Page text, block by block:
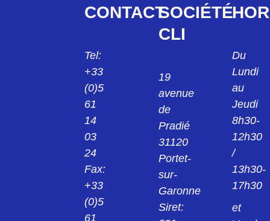
CONTACT
Tel:
+33
(0)5
61
14
03
24
Fax:
+33
(0)5
61
SOCIÉTÉ
CLI
19
avenue
de
Pradié
31120
Portet-
sur-
Garonne
Siret:
Du
Lundi
au
Jeudi
8h30-
12h30
/
13h30-
17h30
et